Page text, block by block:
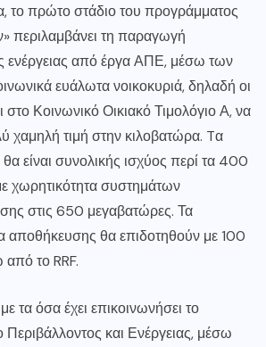
το πρώτο στάδιο του προγράμματος
περιλαμβάνει τη παραγωγή
ενέργειας από έργα ΑΠΕ, μέσω των
ευάλωτα νοικοκυριά, δηλαδή οι
στο Κοινωνικό Οικιακό Τιμολόγιο Α, να
χαμηλή τιμή στην κιλοβατώρα. Tα
είναι συνολικής ισχύος περί τα 400
χωρητικότητα συστημάτων
στις 650 μεγαβατώρες. Τα
αποθήκευσης θα επιδοτηθούν με 100
από το RRF.
τα όσα έχει επικοινωνήσει το
Περιβάλλοντος και Ενέργειας, μέσω